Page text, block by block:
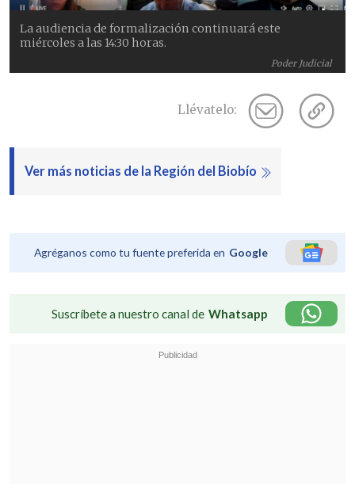
Poder Judicial
La audiencia de formalización continuará este
miércoles a las 14:30 horas.
Llévatelo:
Ver más noticias de la Región del Biobío
Agréganos como tu fuente preferida en Google
Suscríbete a nuestro canal de Whatsapp